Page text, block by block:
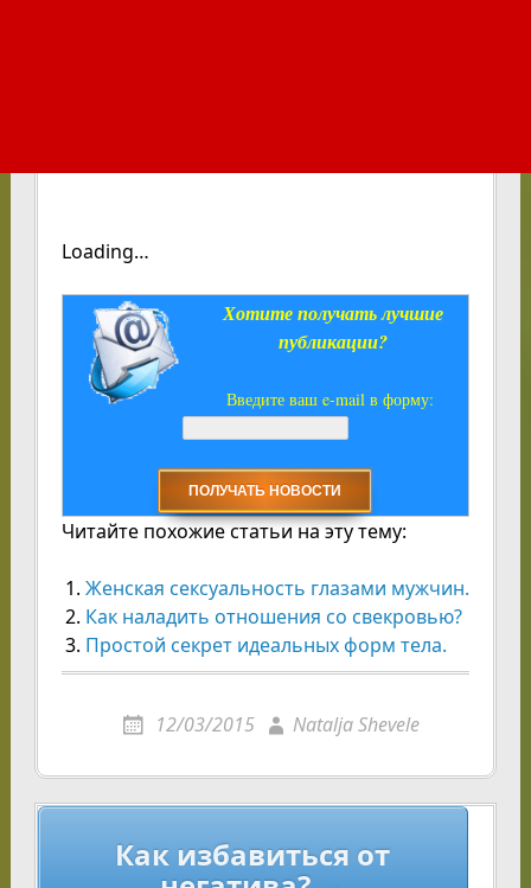
Loading…
Хотите получать лучшие
публикации?
Введите ваш e-mail в форму:
Читайте похожие статьи на эту тему:
Женская сексуальность глазами мужчин.
Как наладить отношения со свекровью?
Простой секрет идеальных форм тела.
12/03/2015 Natalja Shevele
Навигация
Как избавиться от